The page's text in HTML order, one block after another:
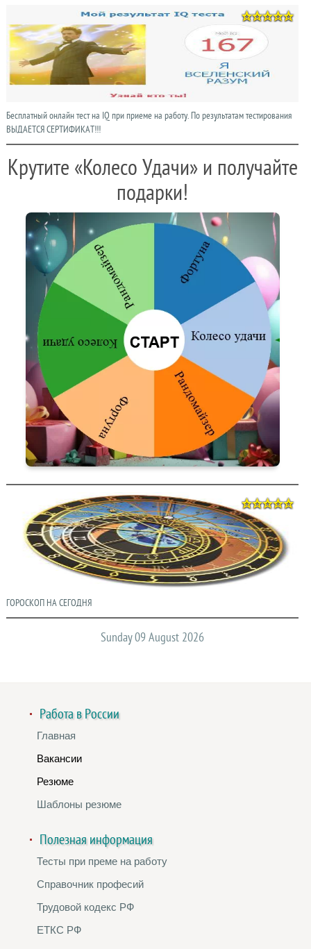
Бесплатный онлайн тест на IQ при приеме на работу. По результатам тестирования
ВЫДАЕТСЯ СЕРТИФИКАТ!!!
Крутите «Колесо Удачи» и получайте
подарки!
ГОРОСКОП НА СЕГОДНЯ
Sunday 09 August 2026
Работа в России
Главная
Вакансии
Резюме
Шаблоны резюме
Полезная информация
Тесты при преме на работу
Справочник професий
Трудовой кодекс РФ
ЕТКС РФ